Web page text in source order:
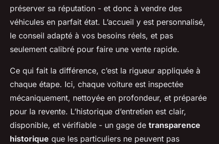
préserver sa réputation - et donc à vendre des
véhicules en parfait état. L’accueil y est personnalisé,
le conseil adapté à vos besoins réels, et pas
seulement calibré pour faire une vente rapide.
Ce qui fait la différence, c’est la rigueur appliquée à
chaque étape. Ici, chaque voiture est inspectée
mécaniquement, nettoyée en profondeur, et préparée
pour la revente. L’historique d’entretien est clair,
disponible, et vérifiable - un gage de transparence
historique que les particuliers ne peuvent pas